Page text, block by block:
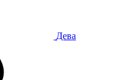
Дева